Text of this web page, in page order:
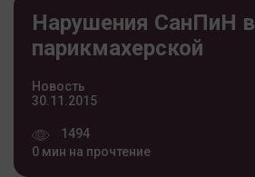
Нарушения СанПиН в
парикмахерской
Новость
30.11.2015
1494
0 мин на прочтение